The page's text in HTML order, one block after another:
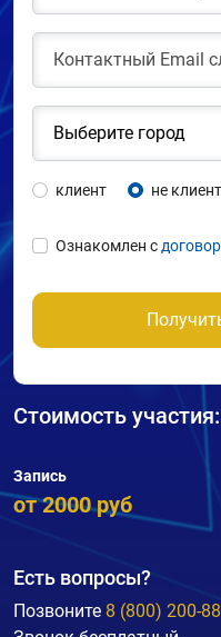
клиент не клиент
Ознакомлен с
Стоимость участия:
Запись
от 2000 руб
Есть вопросы?
Позвоните 8 (800) 200-